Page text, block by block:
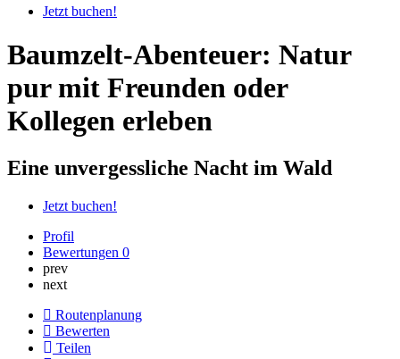
Jetzt buchen!
Baumzelt-Abenteuer: Natur
pur mit Freunden oder
Kollegen erleben
Eine unvergessliche Nacht im Wald
Jetzt buchen!
Profil
Bewertungen 0
prev
next
Routenplanung
Bewerten
Teilen